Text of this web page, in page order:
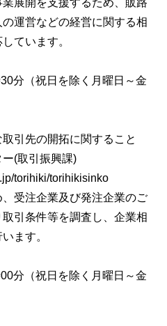
展開を支援するため、販路
運営などの経営に関する相
ています。
分（祝日を除く月曜日～金
引先の開拓に関すること
(取引振興課)
torihiki/torihikisinko
受注企業及び発注企業のご
引条件等を調査し、企業相
ます。
分（祝日を除く月曜日～金